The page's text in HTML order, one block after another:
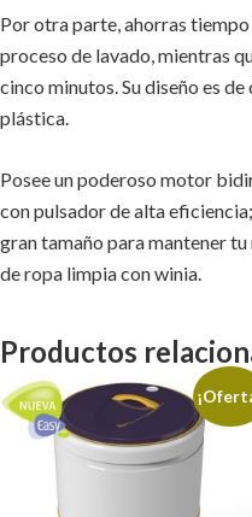
Por otra parte, ahorras
proceso de lavado, mientras
cinco minutos. Su diseño es
plástica.
Posee un poderoso motor
con pulsador de alta
gran tamaño para mantener
de ropa limpia con winia.
Productos